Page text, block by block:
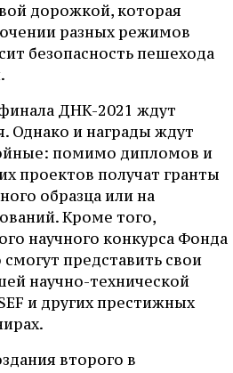
дорожкой, которая
разных режимов
безопасность пешехода
ДНК-2021 ждут
Однако и награды ждут
помимо дипломов и
проектов получат гранты
образца или на
Кроме того,
научного конкурса Фонда
представить свои
научно-технической
и других престижных
второго в